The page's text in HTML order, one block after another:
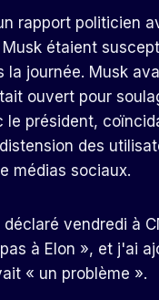
rapport politicien
étaient
la journée. Musk
ouvert pour
le président,
des
médias sociaux.
déclaré vendredi à
à Elon », et j'ai
« un problème ».